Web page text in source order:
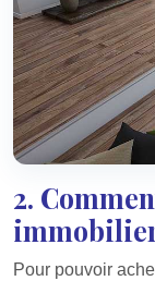
2.
Pour pouvoir